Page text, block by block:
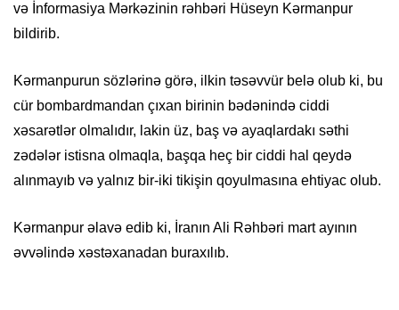
və İnformasiya Mərkəzinin rəhbəri Hüseyn Kərmanpur
bildirib.
Kərmanpurun sözlərinə görə, ilkin təsəvvür belə olub ki, bu
cür bombardmandan çıxan birinin bədənində ciddi
xəsarətlər olmalıdır, lakin üz, baş və ayaqlardakı səthi
zədələr istisna olmaqla, başqa heç bir ciddi hal qeydə
alınmayıb və yalnız bir-iki tikişin qoyulmasına ehtiyac olub.
Kərmanpur əlavə edib ki, İranın Ali Rəhbəri mart ayının
əvvəlində xəstəxanadan buraxılıb.